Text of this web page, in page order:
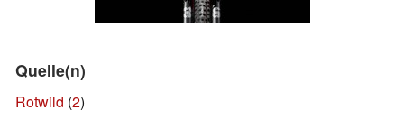
Quelle(n)
Rotwild (2)